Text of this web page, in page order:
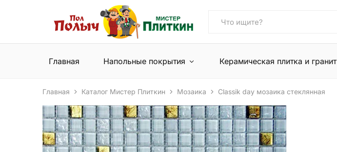
Пол
Полыч
Плиткин
Сеть
магазинов
и
керамической
Главная Напольные покрытия Керамическая плитка и гранит
Главная Каталог Мистер Плиткин Мозаика Classik day мозаика стеклянная